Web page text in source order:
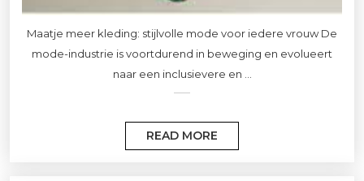
Maatje meer kleding: stijlvolle mode voor iedere vrouw De
mode-industrie is voortdurend in beweging en evolueert
naar een inclusievere en ...
READ MORE